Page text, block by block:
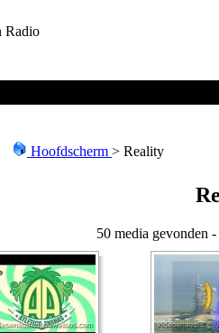
Radio
Hoofdscherm > Reality
50 media gevonden